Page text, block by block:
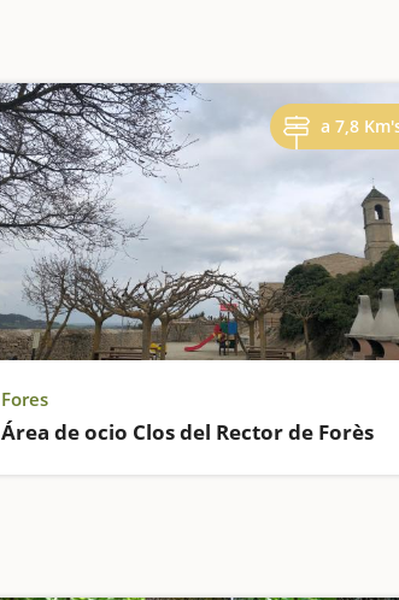
a 7,8
Fores
Área de ocio Clos del Rector de Forès